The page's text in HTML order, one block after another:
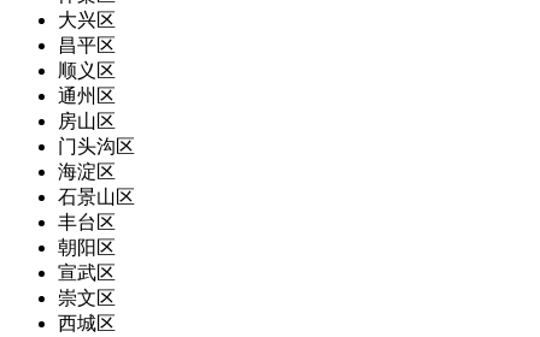
大兴区
昌平区
顺义区
通州区
房山区
门头沟区
海淀区
石景山区
丰台区
朝阳区
宣武区
崇文区
西城区